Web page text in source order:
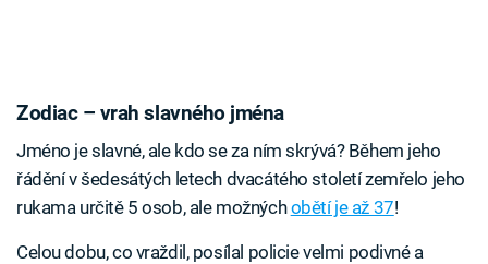
Zodiac – vrah slavného jména
Jméno je slavné, ale kdo se za ním skrývá? Během jeho
řádění v šedesátých letech dvacátého století zemřelo jeho
rukama určitě 5 osob, ale možnýchobětí je až 37!
Celou dobu, co vraždil, posílal policie velmi podivné a